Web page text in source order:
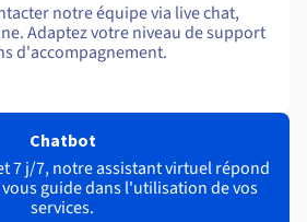
notre équipe via live chat,
Adaptez votre niveau de support
d'accompagnement.
Chatbot
7 j/7, notre assistant virtuel répond
guide dans l'utilisation de vos
services.